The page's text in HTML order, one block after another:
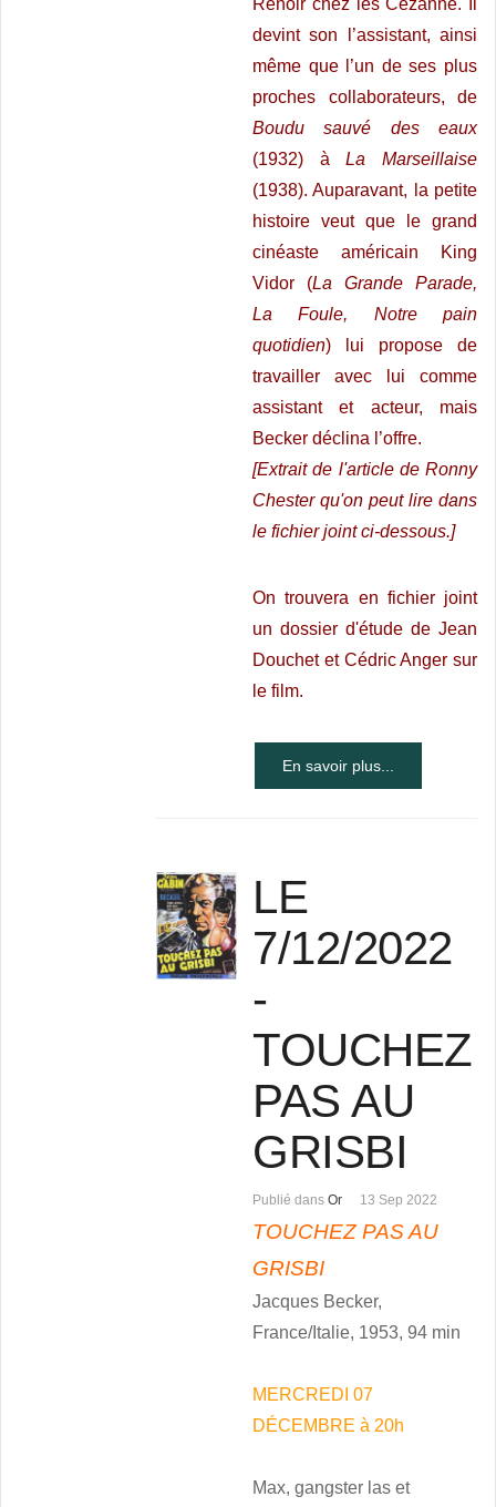
Renoir chez les Cézanne. Il
devint son l’assistant, ainsi
même que l’un de ses plus
proches collaborateurs, de
Boudu sauvé des eaux
(1932) àLa Marseillaise
(1938). Auparavant, la petite
histoire veut que le grand
cinéaste américain King
Vidor (La Grande Parade,
La Foule, Notre pain
quotidien) lui propose de
travailler avec lui comme
assistant et acteur, mais
Becker déclina l’offre.
[Extrait de l'article de Ronny
Chester qu'on peut lire dans
le fichier joint ci-dessous.]
On trouvera en fichier joint
un dossier d'étude de Jean
Douchet et Cédric Anger sur
le film.
En savoir plus...
LE
7/12/2022
-
TOUCHEZ
PAS AU
GRISBI
Publié dans Or 13 Sep 2022
TOUCHEZ PAS AU
GRISBI
Jacques Becker,
France/Italie, 1953, 94 min
MERCREDI 07
DÉCEMBRE à 20h
Max, gangster las et